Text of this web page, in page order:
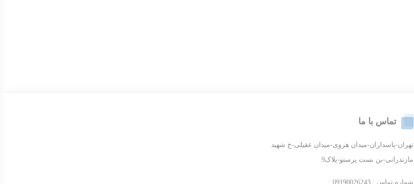
تماس با ما
تهران-پاسداران-میدان هروی-میدان عقیلی-خ شهید
مازندرانی-بن بست پرستو-پلاک9
شماره تماس : 09190026243